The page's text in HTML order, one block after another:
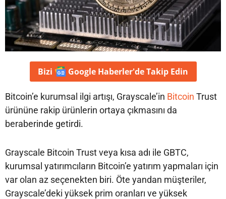
Bizi Google Haberler'deTakip Edin
Bitcoin’e kurumsal ilgi artışı, Grayscale’in Bitcoin Trust
ürününe rakip ürünlerin ortaya çıkmasını da
beraberinde getirdi.
Grayscale Bitcoin Trust veya kısa adı ile GBTC,
kurumsal yatırımcıların Bitcoin’e yatırım yapmaları için
var olan az seçenekten biri. Öte yandan müşteriler,
Grayscale’deki yüksek prim oranları ve yüksek